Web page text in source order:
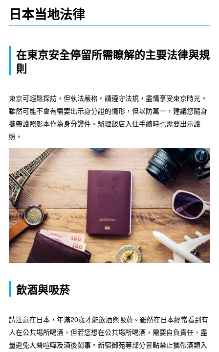
日本当地法律
在東京安全停留所需瞭解的主要法律與規
則
東京可輕鬆探訪，但執法嚴格。請遵守法規，盡情享受東京時光。
雖然可能不會有需要出示身分證的情形，但以防萬一，建議您隨身
攜帶護照影本作為身分證件。辦理飯店入住手續時也需要出示護
照。
飲酒與吸菸
請注意在日本，年滿20歲才能飲酒與吸菸。雖然在日本經常看到有
人在公共場所喝酒，但若您想在公共場所喝酒，需要自負責任，盡
量避免大聲喧嘩及酒後鬧事。新宿御苑等部分景點禁止攜帶酒類入